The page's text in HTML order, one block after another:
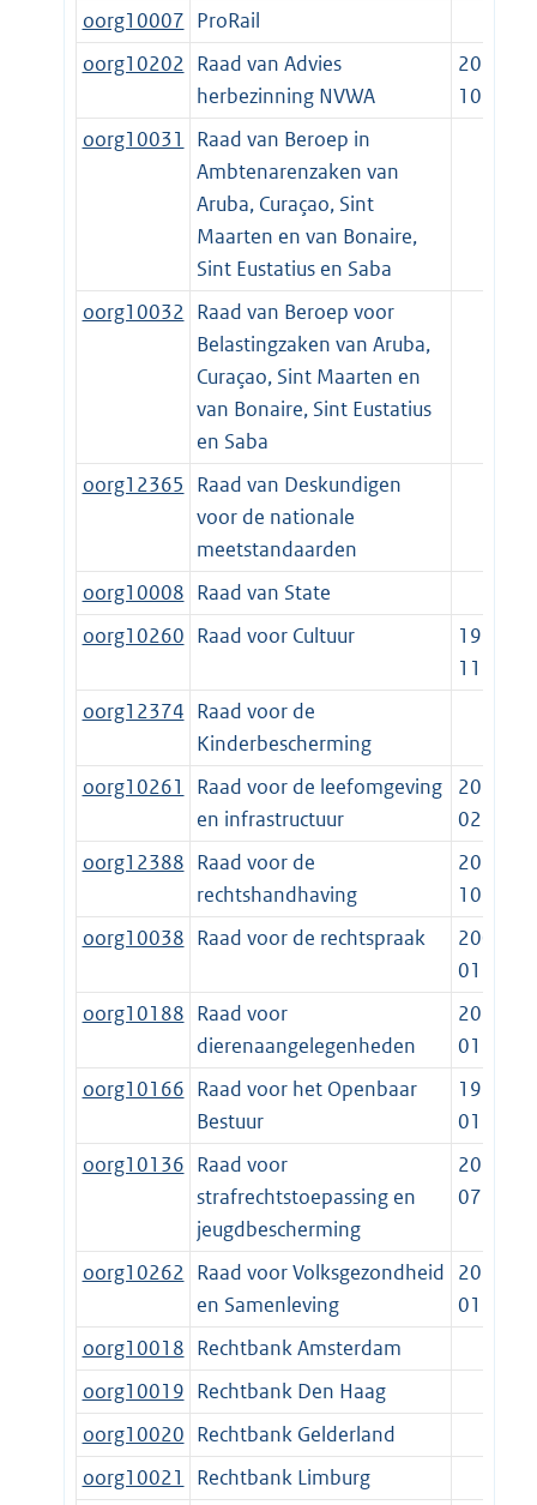
oorg10007 ProRail
oorg10202 Raad van Advies
herbezinning NVWA
2019-
10-15
oorg10031
Raad van Beroep in
Ambtenarenzaken van
Aruba, Curaçao, Sint
Maarten en van Bonaire,
Sint Eustatius en Saba
oorg10032 Raad van Beroep voor
Belastingzaken van Aruba,
Curaçao, Sint Maarten en
van Bonaire, Sint Eustatius
en Saba
oorg12365 Raad van Deskundigen
voor de nationale
meetstandaarden
oorg10008 Raad van State
oorg10260 Raad voor Cultuur
1995-
11-22
oorg12374 Raad voor de
Kinderbescherming
oorg10261
Raad voor de leefomgeving
en infrastructuur
2012-
02-11
oorg12388 Raad voor de
rechtshandhaving
2010-
10-10
oorg10038 Raad voor de rechtspraak
2002-
01-01
oorg10188 Raad voor
dierenaangelegenheden
2013-
01-01
oorg10166 Raad voor het Openbaar
Bestuur
1997-
01-01
oorg10136 Raad voor
strafrechtstoepassing en
jeugdbescherming
2015-
07-01
oorg10262 Raad voor Volksgezondheid
en Samenleving
2015-
01-01
oorg10018 Rechtbank Amsterdam
oorg10019 Rechtbank Den Haag
oorg10020 Rechtbank Gelderland
oorg10021
Rechtbank Limburg